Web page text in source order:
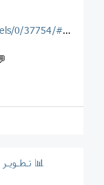
#ixzz65LQLX56i
💡تـطـويـر الـذات والـمـهـارات الـسـلـوكـيـة 📊